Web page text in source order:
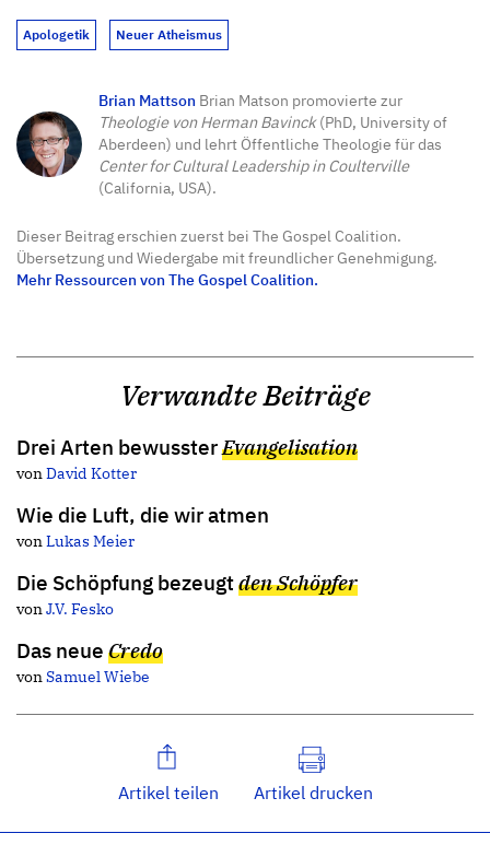
Apologetik Neuer Atheismus
Brian Mattson Brian Matson promovierte zur
Theologie von Herman Bavinck(PhD, University of
Aberdeen) und lehrt Öffentliche Theologie für das
Center for Cultural Leadership in Coulterville
(California, USA).
Dieser Beitrag erschien zuerst bei The Gospel Coalition.
Übersetzung und Wiedergabe mit freundlicher Genehmigung.
Mehr Ressourcen von The Gospel Coalition.
Verwandte Beiträge
Drei Arten bewussterEvangelisation
vonDavid Kotter
Wie die Luft, die wir atmen
vonLukas Meier
Die Schöpfung bezeugtden Schöpfer
vonJ.V. Fesko
Das neue Credo
vonSamuel Wiebe
Artikel teilen Artikel drucken